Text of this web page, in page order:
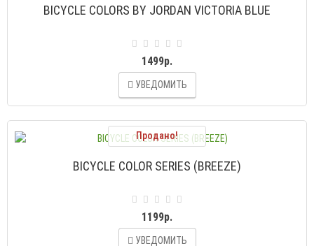
BICYCLE COLORS BY JORDAN VICTORIA BLUE
1499р.
УВЕДОМИТЬ
Продано!
BICYCLE COLOR SERIES (BREEZE)
1199р.
УВЕДОМИТЬ